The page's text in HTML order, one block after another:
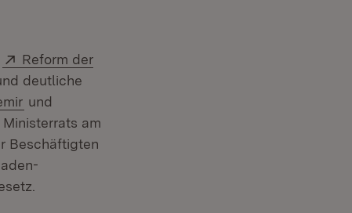
Fenster)
Extern:
Reform der
deutliche
und
am
Beschäftigten